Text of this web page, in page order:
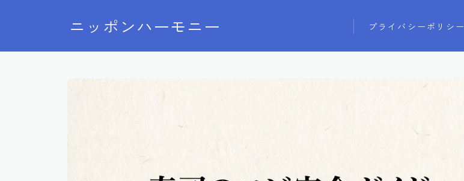
ニッポンハーモニー プライバシーポリシー